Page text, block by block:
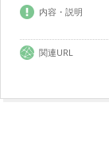
内容・説明
関連URL